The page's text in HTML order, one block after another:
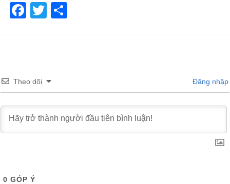
Facebook
Twitter
Theo dõi Đăng nhập
0 GÓP Ý